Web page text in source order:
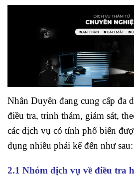
Nhân Duyên đang cung cấp đa
điều tra, trinh thám, giám sát,
các dịch vụ có tính phổ biến
dụng nhiều phải kể đến như sau:
2.1 Nhóm dịch vụ về điều tra